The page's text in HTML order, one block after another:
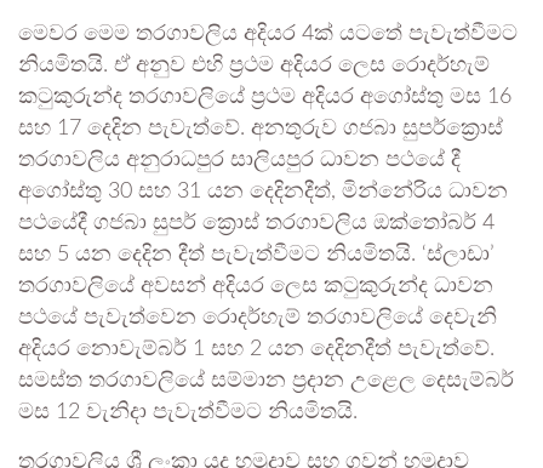
මෙවර මෙම තරගාවලිය අදියර 4ක් යටතේ පැවැත්වීමට
නියමිතයි. ඒ අනුව එහි ප්‍රථම අදියර ලෙස රොදර්හැම්
කටුකුරුන්ද තරගාවලියේ ප්‍රථම අදියර අගෝස්තු මස 16
සහ 17 දෙදින පැවැත්වේ. අනතුරුව ගජබා සුපර්ක්‍රොස්
තරගාවලිය අනුරාධපුර සාලියපුර ධාවන පථයේ දී
අගෝස්තු 30 සහ 31 යන දෙදිනදීත්, මින්නේරිය ධාවන
පථයේදී ගජබා සුපර් ක්‍රොස් තරගාවලිය ඔක්තෝබර් 4
සහ 5 යන දෙදින දීත් පැවැත්වීමට නියමිතයි. ‘ස්ලාඩා’
තරගාවලියේ අවසන් අදියර ලෙස කටුකුරුන්ද ධාවන
පථයේ පැවැත්වෙන රොදර්හැම් තරගාවලියේ දෙවැනි
අදියර නොවැම්බර් 1 සහ 2 යන දෙදිනදීත් පැවැත්වේ.
සමස්ත තරගාවලියේ සම්මාන ප්‍රදාන උළෙල දෙසැම්බර්
මස 12 වැනිදා පැවැත්වීමට නියමිතයි.
තරගාවලිය ශ්‍රී ලංකා යුද හමුදාව සහ ගුවන් හමුදාව